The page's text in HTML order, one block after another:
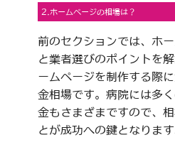
2.ホームページの相場は？
前のセクションでは、ホ
と業者選びのポイントを
ームページを制作する際
金相場です。病院には多
金もさまざまですので、
とが成功への鍵となります